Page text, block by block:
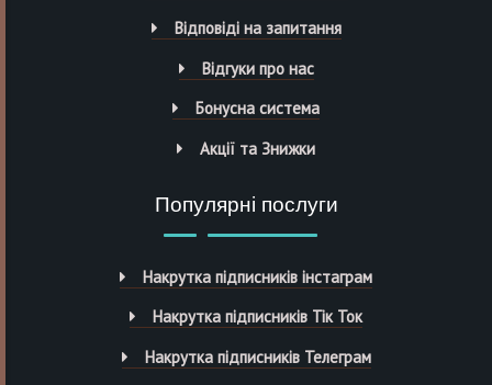
Відповіді на запитання
Відгуки про нас
Бонусна система
Акції та Знижки
Популярні послуги
Накрутка підписників інстаграм
Накрутка підписників Тік Ток
Накрутка підписників Телеграм